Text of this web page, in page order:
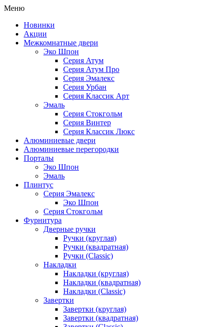
Меню
Новинки
Акции
Межкомнатные двери
Эко Шпон
Серия Атум
Серия Атум Про
Серия Эмалекс
Серия Урбан
Серия Классик Арт
Эмаль
Серия Стокгольм
Серия Винтер
Серия Классик Люкс
Алюминиевые двери
Алюминиевые перегородки
Порталы
Эко Шпон
Эмаль
Плинтус
Серия Эмалекс
Эко Шпон
Серия Стокгольм
Фурнитура
Дверные ручки
Ручки (круглая)
Ручки (квадратная)
Ручки (Classic)
Накладки
Накладки (круглая)
Накладки (квадратная)
Накладки (Classic)
Завертки
Завертки (круглая)
Завертки (квадратная)